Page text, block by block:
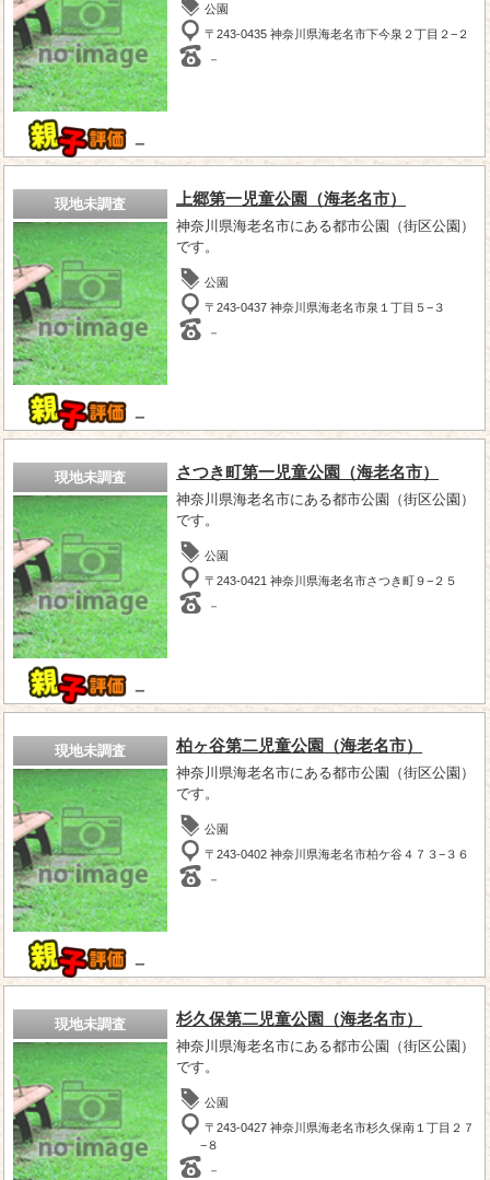
－
公園
〒243-0435 神奈川県海老名市下今泉２丁目２−２
－
現地未調査
－
上郷第一児童公園（海老名市）
神奈川県海老名市にある都市公園（街区公園）
です。
公園
〒243-0437 神奈川県海老名市泉１丁目５−３
－
現地未調査
－
さつき町第一児童公園（海老名市）
神奈川県海老名市にある都市公園（街区公園）
です。
公園
〒243-0421 神奈川県海老名市さつき町９−２５
－
現地未調査
－
柏ヶ谷第二児童公園（海老名市）
神奈川県海老名市にある都市公園（街区公園）
です。
公園
〒243-0402 神奈川県海老名市柏ケ谷４７３−３６
－
現地未調査 杉久保第二児童公園（海老名市）
神奈川県海老名市にある都市公園（街区公園）
です。
公園
〒243-0427 神奈川県海老名市杉久保南１丁目２７
−８
－